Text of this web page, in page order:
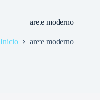
arete moderno
Inicio arete moderno